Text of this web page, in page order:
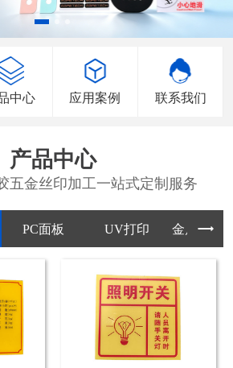
中心 应用案例 联系我们
产品中心
五金丝印加工一站式定制服务
PC面板 UV打印 金属标牌